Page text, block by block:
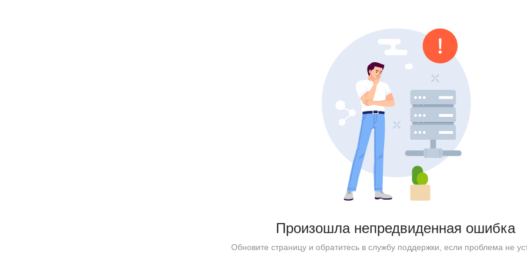
Произошла непредвиденная ошибка
Обновите страницу и обратитесь в службу поддержки, если проблема не